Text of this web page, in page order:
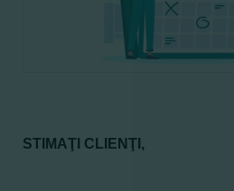
STIMAŢI CLIENŢI,